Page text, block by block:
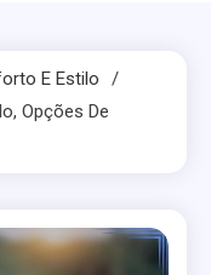
E Estilo
Opções De